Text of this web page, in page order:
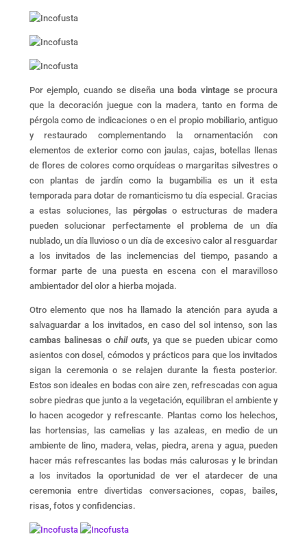
Por ejemplo, cuando se diseña una boda vintage se procura
que la decoración juegue con la madera, tanto en forma de
pérgola como de indicaciones o en el propio mobiliario, antiguo
y restaurado complementando la ornamentación con
elementos de exterior como con jaulas, cajas, botellas llenas
de flores de colores como orquídeas o margaritas silvestres o
con plantas de jardín como la bugambilia es un it esta
temporada para dotar de romanticismo tu día especial. Gracias
a estas soluciones, las pérgolas o estructuras de madera
pueden solucionar perfectamente el problema de un día
nublado, un día lluvioso o un día de excesivo calor al resguardar
a los invitados de las inclemencias del tiempo, pasando a
formar parte de una puesta en escena con el maravilloso
ambientador del olor a hierba mojada.
Otro elemento que nos ha llamado la atención para ayuda a
salvaguardar a los invitados, en caso del sol intenso, son las
cambas balinesas o chil outs, ya que se pueden ubicar como
asientos con dosel, cómodos y prácticos para que los invitados
sigan la ceremonia o se relajen durante la fiesta posterior.
Estos son ideales en bodas con aire zen, refrescadas con agua
sobre piedras que junto a la vegetación, equilibran el ambiente y
lo hacen acogedor y refrescante. Plantas como los helechos,
las hortensias, las camelias y las azaleas, en medio de un
ambiente de lino, madera, velas, piedra, arena y agua, pueden
hacer más refrescantes las bodas más calurosas y le brindan
a los invitados la oportunidad de ver el atardecer de una
ceremonia entre divertidas conversaciones, copas, bailes,
risas, fotos y confidencias.